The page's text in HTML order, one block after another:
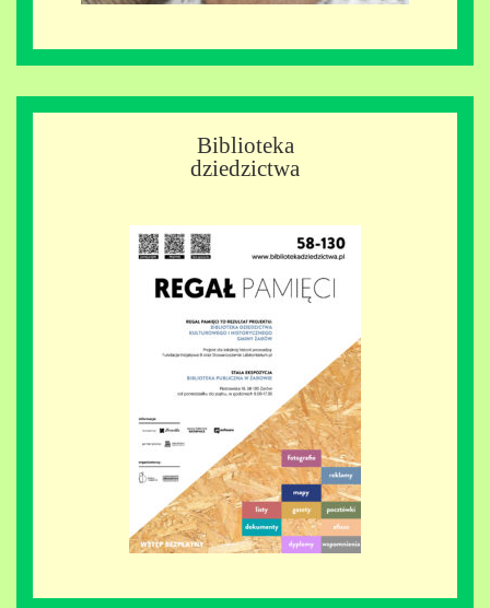
Biblioteka
dziedzictwa